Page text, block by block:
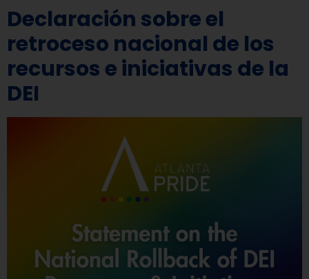
Declaración sobre el
retroceso nacional de los
recursos e iniciativas de la
DEI